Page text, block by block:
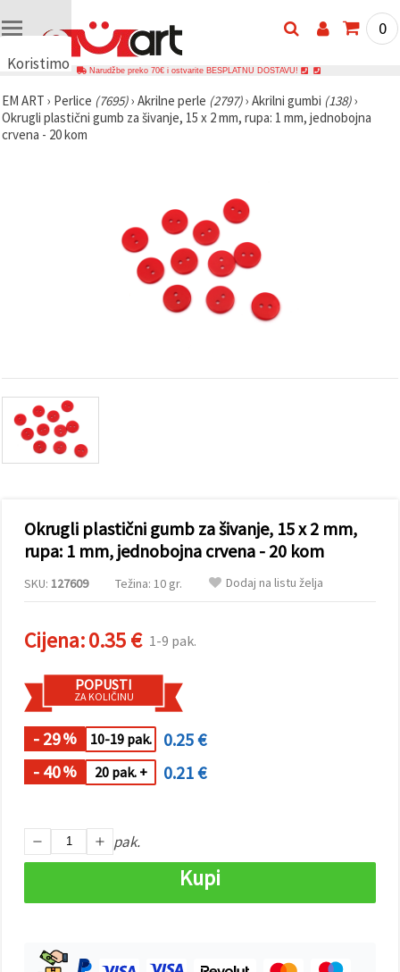
Koristimo
🍪
Koristimo
kolačiće i
prikazivali
sadržaj i
oglase,
uključujući
uz pomoć
naših
Možete
korištenje
kolačića
klikom na
sve!" Ili
naznačiti
preferencije
Postavkama
odabirom
određene
kolačića i
klikom na
gumb
Prihvati
Postavke
0
Narudžbe preko 70€ i ostvarite BESPLATNU DOSTAVU!
EM ART › Perlice (7695)› Akrilne perle (2797)› Akrilni gumbi (138)›
Okrugli plastični gumb za šivanje, 15 x 2 mm, rupa: 1 mm, jednobojna
crvena - 20 kom
Okrugli plastični gumb za šivanje, 15 x 2 mm,
rupa: 1 mm, jednobojna crvena - 20 kom
SKU: 127609 Težina: 10 gr. Dodaj na listu želja
Cijena:0.35 € 1-9 pak.
POPUSTI
ZA KOLIČINU
- 29% 10-19 pak.
0.25 €
- 40% 20 pak. + 0.21 €
pak.
Kupi